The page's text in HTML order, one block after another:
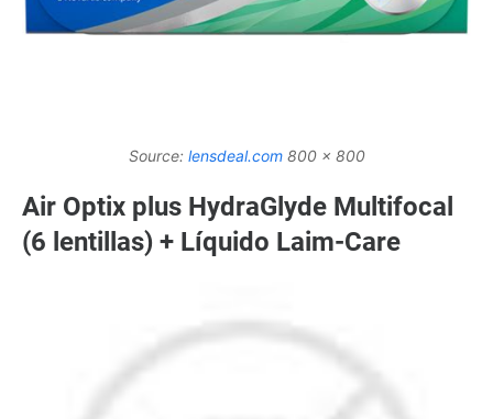
Source: lensdeal.com800 x 800
Air Optix plus HydraGlyde Multifocal
(6 lentillas) + Líquido Laim-Care